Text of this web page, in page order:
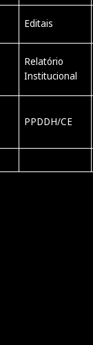
Editais
Relatório
Institucional
PPDDH/CE